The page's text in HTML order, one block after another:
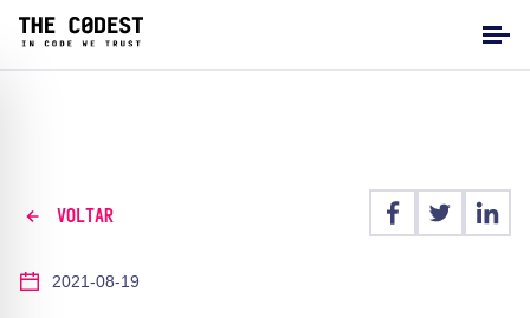
VOLTAR
2021-08-19